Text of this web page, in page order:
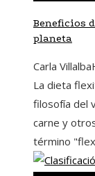
Beneficios
planeta
Carla Villalba
La dieta
filosofía del
carne y
término